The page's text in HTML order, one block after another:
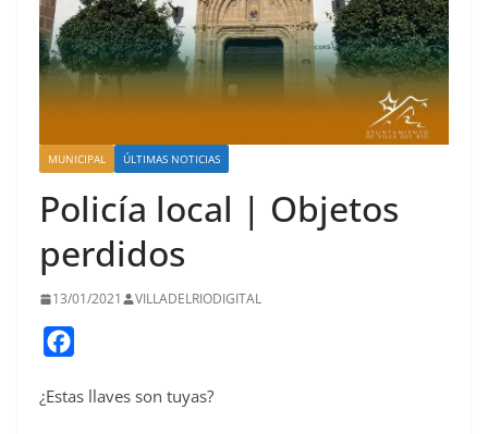
MUNICIPAL ÚLTIMAS NOTICIAS
Policía local | Objetos
perdidos
13/01/2021 VILLADELRIODIGITAL
c
¿Estas llaves son tuyas?